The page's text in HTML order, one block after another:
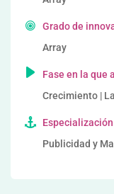
Grado de
Array
Fase en la que
Crecimiento |
Publicidad y